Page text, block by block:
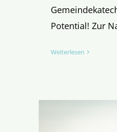
Potential! Zur
Weiterlesen